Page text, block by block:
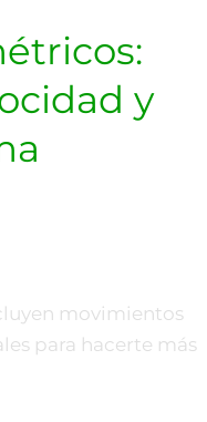
y
movimientos
para hacerte más